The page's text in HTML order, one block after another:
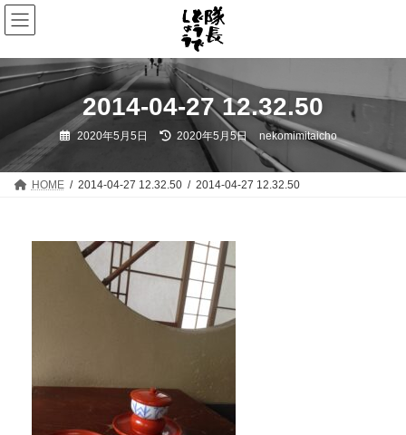
コ
ン
テ
ン
ツ
へ
ナ
ビ
ゲ
ー
シ
ョ
2014-04-27 12.32.50
2020年5月5日
最
日
時
2020年5月5日 nekomimitaicho
HOME 2014-04-27 12.32.50 2014-04-27 12.32.50